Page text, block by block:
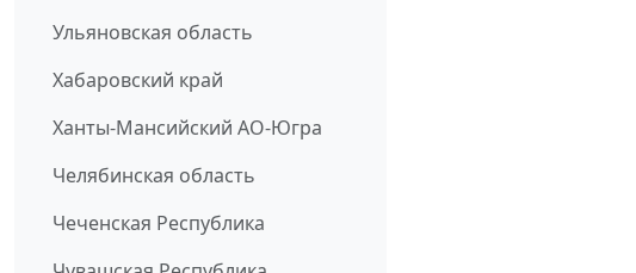
Ульяновская область
Хабаровский край
Ханты-Мансийский АО-Югра
Челябинская область
Чеченская Республика